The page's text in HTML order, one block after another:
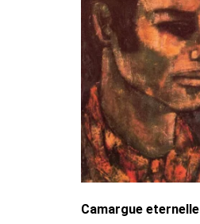
Camargue eternelle